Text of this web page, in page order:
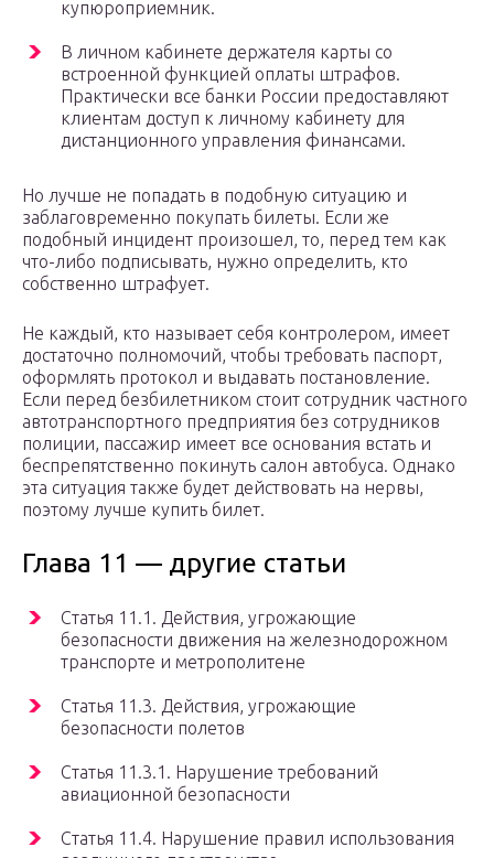
купюроприемник.
В личном кабинете держателя карты со
встроенной функцией оплаты штрафов.
Практически все банки России предоставляют
клиентам доступ к личному кабинету для
дистанционного управления финансами.
Но лучше не попадать в подобную ситуацию и
заблаговременно покупать билеты. Если же
подобный инцидент произошел, то, перед тем как
что-либо подписывать, нужно определить, кто
собственно штрафует.
Не каждый, кто называет себя контролером, имеет
достаточно полномочий, чтобы требовать паспорт,
оформлять протокол и выдавать постановление.
Если перед безбилетником стоит сотрудник частного
автотранспортного предприятия без сотрудников
полиции, пассажир имеет все основания встать и
беспрепятственно покинуть салон автобуса. Однако
эта ситуация также будет действовать на нервы,
поэтому лучше купить билет.
Глава 11 — другие статьи
Статья 11.1. Действия, угрожающие
безопасности движения на железнодорожном
транспорте и метрополитене
Статья 11.3. Действия, угрожающие
безопасности полетов
Статья 11.3.1. Нарушение требований
авиационной безопасности
Статья 11.4. Нарушение правил использования